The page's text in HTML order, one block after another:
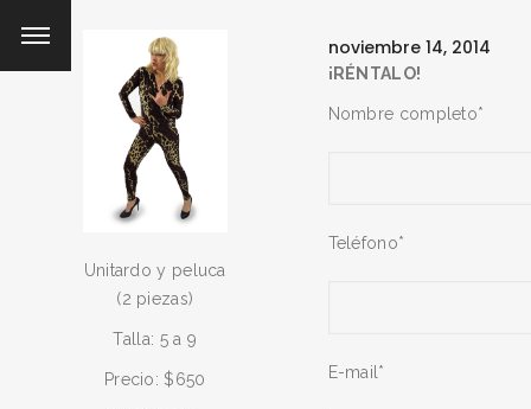
Unitardo y peluca
(2 piezas)
Talla: 5 a 9
Precio: $650
noviembre 14, 2014
¡RÉNTALO!
Nombre completo*
Teléfono*
E-mail*